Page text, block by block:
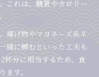
これは、糖質やカロリー
揚げ物やマヨネーズ系ネ
緒に頼むといった工夫も
杯分に相当するため、食
す。